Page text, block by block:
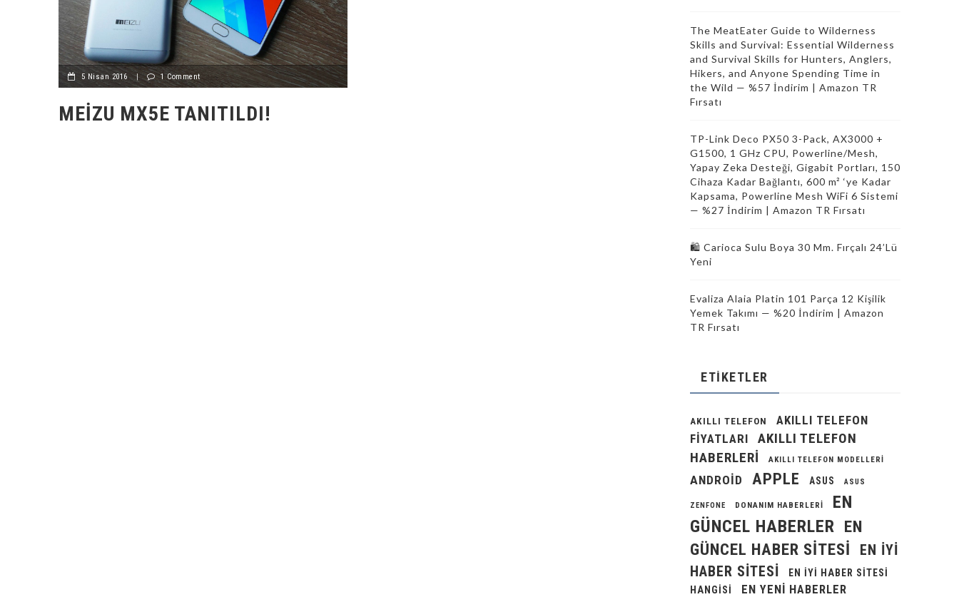
5 Nisan 2016 | 1 Comment
MEIZU MX5E TANITILDI!
The MeatEater Guide to Wilderness
Skills and Survival: Essential Wilderness
and Survival Skills for Hunters, Anglers,
Hikers, and Anyone Spending Time in
the Wild — %57 İndirim | Amazon TR
Fırsatı
TP-Link Deco PX50 3-Pack, AX3000 +
G1500, 1 GHz CPU, Powerline/Mesh,
Yapay Zeka Desteği, Gigabit Portları, 150
Cihaza Kadar Bağlantı, 600 m² ‘ye Kadar
Kapsama, Powerline Mesh WiFi 6 Sistemi
— %27 İndirim | Amazon TR Fırsatı
🛍️ Carioca Sulu Boya 30 Mm. Fırçalı 24’Lü
Yeni
Evaliza Alaia Platin 101 Parça 12 Kişilik
Yemek Takımı — %20 İndirim | Amazon
TR Fırsatı
ETIKETLER
AKILLI TELEFON
AKILLI TELEFON
FIYATLARI
AKILLI TELEFON
HABERLERI
AKILLI TELEFON MODELLERI
ANDROID APPLE ASUS ASUS
ZENFONE DONANIM HABERLERI
EN
GÜNCEL HABERLER EN
GÜNCEL HABER SITESI
EN IYI
HABER SITESI
EN IYI HABER SITESI
HANGISI
EN YENI HABERLER